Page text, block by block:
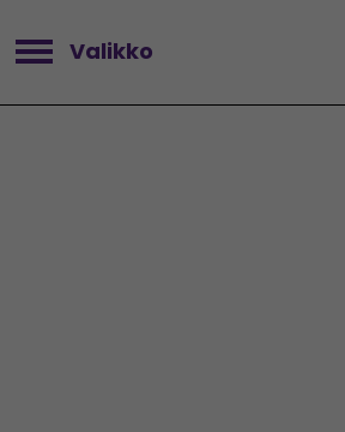
Valikko
Avaa valikko